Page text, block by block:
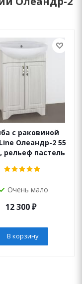
с раковиной
Олеандр-2 55
рельеф пастель
Очень мало
12 300₽
В корзину